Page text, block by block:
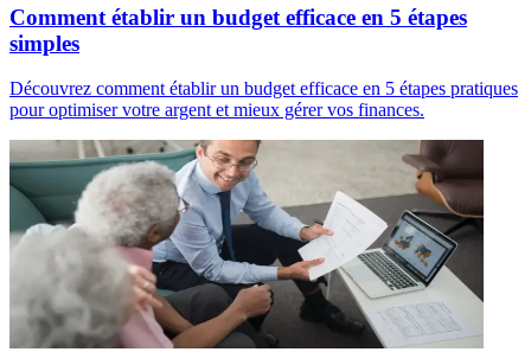
Comment établir un budget efficace en 5 étapes
simples
Découvrez comment établir un budget efficace en 5 étapes pratiques
pour optimiser votre argent et mieux gérer vos finances.